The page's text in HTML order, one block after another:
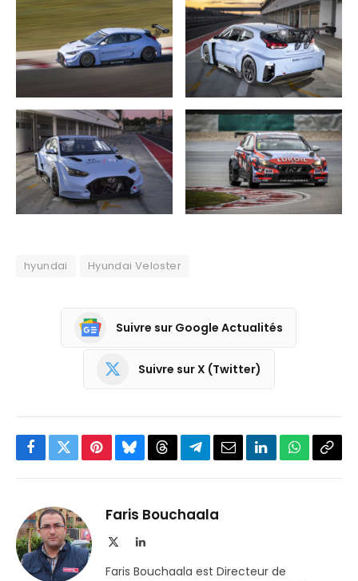
hyundai Hyundai Veloster
Suivre sur Google Actualités
Suivre sur X (Twitter)
Facebook
TwitterPinterestBlueskyThreadsPartager
Telegram
EmailLinkedInWhatsApp
Faris Bouchaala
LinkedIn
Faris Bouchaala est Directeur de